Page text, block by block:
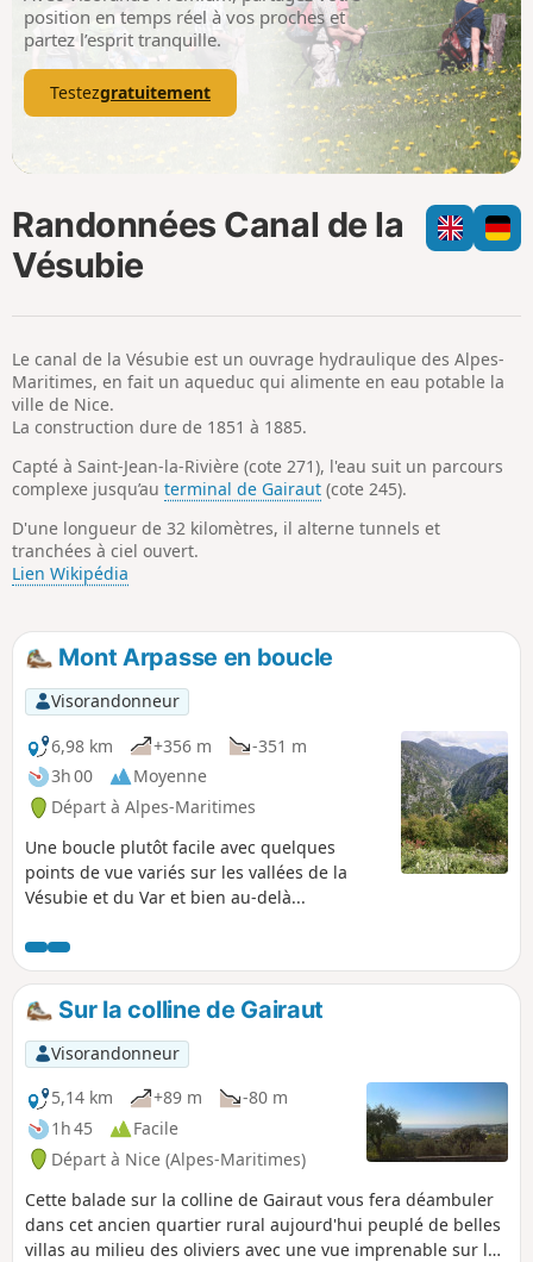
p
position en temps réel à vos proches et
partez l’esprit tranquille.
Testezgratuitement
Randonnées Canal de la
Vésubie
Le canal de la Vésubie est un ouvrage hydraulique des Alpes-
Maritimes, en fait un aqueduc qui alimente en eau potable la
ville de Nice.
La construction dure de 1851 à 1885.
Capté à Saint-Jean-la-Rivière (cote 271), l'eau suit un parcours
complexe jusqu’au terminal de Gairaut (cote 245).
D'une longueur de 32 kilomètres, il alterne tunnels et
tranchées à ciel ouvert.
Lien Wikipédia
Mont Arpasse en boucle
Visorandonneur
6,98 km
+356 m
-351 m
3h 00
Moyenne
Départ à Alpes-Maritimes
Une boucle plutôt facile avec quelques
points de vue variés sur les vallées de la
Vésubie et du Var et bien au-delà...
Sur la colline de Gairaut
Visorandonneur
5,14 km
+89 m
-80 m
1h 45
Facile
Départ à Nice (Alpes-Maritimes)
Cette balade sur la colline de Gairaut vous fera déambuler
dans cet ancien quartier rural aujourd'hui peuplé de belles
villas au milieu des oliviers avec une vue imprenable sur la